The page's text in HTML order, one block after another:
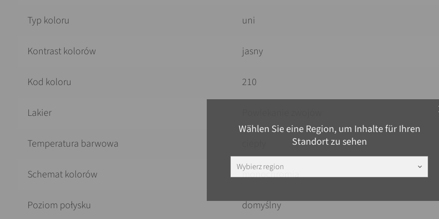
Wählen Sie eine Region, um Inhalte für Ihren
Standort zu sehen
Wybierz region keyboard_arrow_down
Typ koloru uni
Kontrast kolorów jasny
Kod koloru 210
Lakier
Temperatura barwowa
Schemat kolorów monochromia
Poziom połysku domyślny